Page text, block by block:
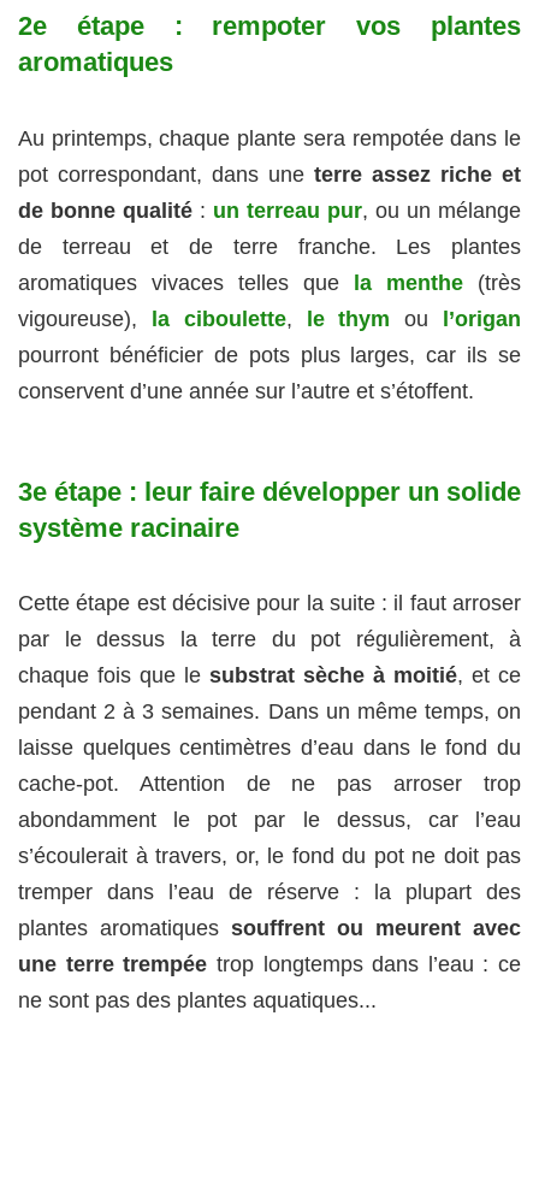
2e étape : rempoter vos plantes
aromatiques
Au printemps, chaque plante sera rempotée dans le
pot correspondant, dans une terre assez riche et
de bonne qualité : un terreau pur, ou un mélange
de terreau et de terre franche. Les plantes
aromatiques vivaces telles que la menthe (très
vigoureuse), la ciboulette, le thym ou l’origan
pourront bénéficier de pots plus larges, car ils se
conservent d’une année sur l’autre et s’étoffent.
3e étape : leur faire développer un solide
système racinaire
Cette étape est décisive pour la suite : il faut arroser
par le dessus la terre du pot régulièrement, à
chaque fois que le substrat sèche à moitié, et ce
pendant 2 à 3 semaines. Dans un même temps, on
laisse quelques centimètres d’eau dans le fond du
cache-pot. Attention de ne pas arroser trop
abondamment le pot par le dessus, car l’eau
s’écoulerait à travers, or, le fond du pot ne doit pas
tremper dans l’eau de réserve : la plupart des
plantes aromatiques souffrent ou meurent avec
une terre trempée trop longtemps dans l’eau : ce
ne sont pas des plantes aquatiques...